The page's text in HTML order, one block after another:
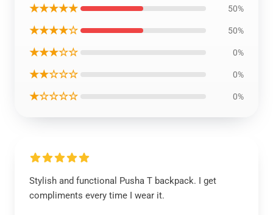
★★★★★ 50%
★★★★☆ 50%
★★★☆☆ 0%
★★☆☆☆ 0%
★☆☆☆☆ 0%
Stylish and functional Pusha T backpack. I get
compliments every time I wear it.